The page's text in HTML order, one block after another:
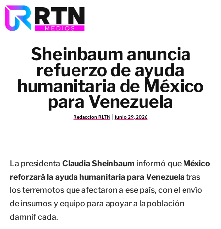
Sheinbaum anuncia
refuerzo de ayuda
humanitaria de México
para Venezuela
Redaccion RLTN junio 29, 2026
La presidenta Claudia Sheinbaum informó que México
reforzará la ayuda humanitaria para Venezuelatras
los terremotos que afectaron a ese país, con el envío
de insumos y equipo para apoyar a la población
damnificada.